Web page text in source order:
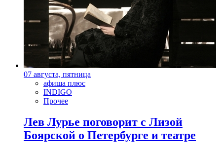
07 августа, пятница
афиша плюс
INDIGO
Прочее
Лев Лурье поговорит с Лизой
Боярской о Петербурге и театре